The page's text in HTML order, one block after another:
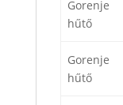
Gorenje
hűtő
Gorenje
hűtő